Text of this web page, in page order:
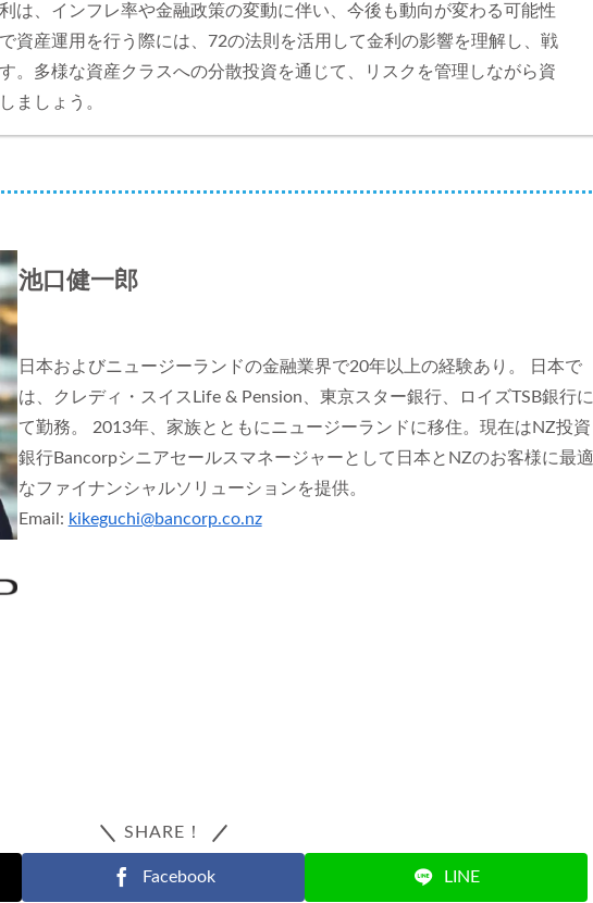
は、インフレ率や金融政策の変動に伴い、今後も動向が変わる可能性
資産運用を行う際には、72の法則を活用して金利の影響を理解し、戦
。多様な資産クラスへの分散投資を通じて、リスクを管理しながら資
ましょう。
池口健一郎
日本およびニュージーランドの金融業界で20年以上の経験あり。 日本で
は、クレディ・スイスLife & Pension、東京スター銀行、ロイズTSB銀行に
て勤務。 2013年、家族とともにニュージーランドに移住。現在はNZ投資
銀行Bancorpシニアセールスマネージャーとして日本とNZのお客様に最適
なファイナンシャルソリューションを提供。
Email: kikeguchi@bancorp.co.nz
SHARE！
Facebook LINE